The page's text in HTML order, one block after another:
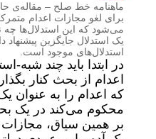
ماهنامه خط صلح – مقاله‌ی
برای لغو مجازات اعدام
می‌شود که این استدلال‌ها چه
یک استدلال جایگزین
استدلال‌های موجود است.
در ابتدا باید چند
اعدام از بحث کنار
که اعدام را به عنوان
محکوم می‌کند در یک
بر همین سیاق، مجازات